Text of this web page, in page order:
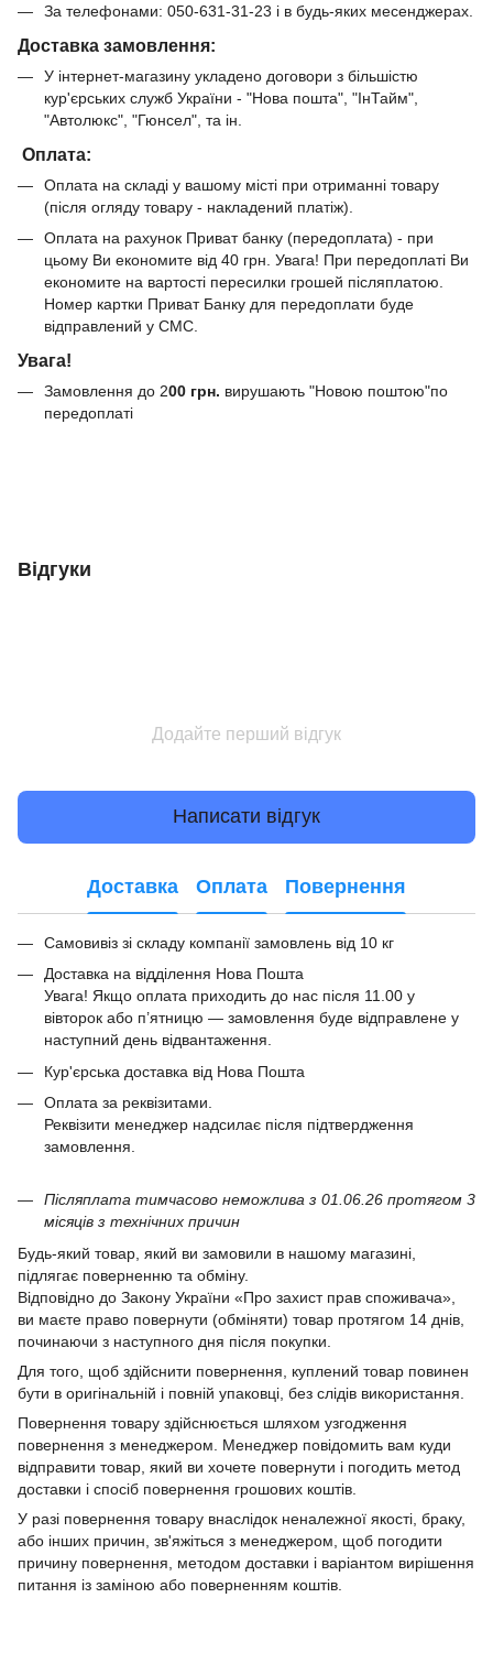
За телефонами: 050-631-31-23 і в будь-яких месенджерах.
Доставка замовлення:
У інтернет-магазину укладено договори з більшістю
кур'єрських служб України - "Нова пошта", "ІнТайм",
"Автолюкс", "Гюнсел", та ін.
Оплата:
Оплата на складі у вашому місті при отриманні товару
(після огляду товару - накладений платіж).
Оплата на рахунок Приват банку (передоплата) - при
цьому Ви економите від 40 грн. Увага! При передоплаті Ви
економите на вартості пересилки грошей післяплатою.
Номер картки Приват Банку для передоплати буде
відправлений у СМС.
Увага!
Замовлення до 200 грн. вирушають "Новою поштою"по
передоплаті
Відгуки
Додайте перший відгук
Написати відгук
Доставка Оплата Повернення
Самовивіз зі складу компанії замовлень від 10 кг
Доставка на відділення Нова Пошта
Увага! Якщо оплата приходить до нас після 11.00 у
вівторок або п’ятницю — замовлення буде відправлене у
наступний день відвантаження.
Кур'єрська доставка від Нова Пошта
Оплата за реквізитами.
Реквізити менеджер надсилає після підтвердження
замовлення.
Післяплата тимчасово неможлива з 01.06.26 протягом 3
місяців з технічних причин
Будь-який товар, який ви замовили в нашому магазині,
підлягає поверненню та обміну.
Відповідно до Закону України «Про захист прав споживача»,
ви маєте право повернути (обміняти) товар протягом 14 днів,
починаючи з наступного дня після покупки.
Для того, щоб здійснити повернення, куплений товар повинен
бути в оригінальній і повній упаковці, без слідів використання.
Повернення товару здійснюється шляхом узгодження
повернення з менеджером. Менеджер повідомить вам куди
відправити товар, який ви хочете повернути і погодить метод
доставки і спосіб повернення грошових коштів.
У разі повернення товару внаслідок неналежної якості, браку,
або інших причин, зв'яжіться з менеджером, щоб погодити
причину повернення, методом доставки і варіантом вирішення
питання із заміною або поверненням коштів.